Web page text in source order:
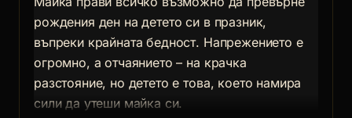
рождения ден на детето си в празник,
въпреки крайната бедност. Напрежението е
огромно, а отчаянието – на крачка
разстояние, но детето е това, което намира
сили да утеши майка си.